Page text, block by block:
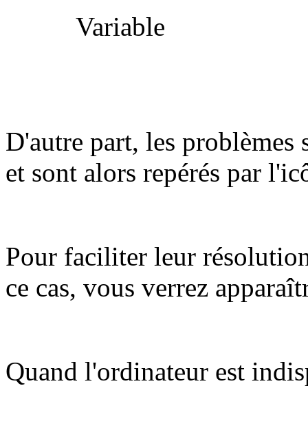
Variable
D'autre part, les problèmes
et sont alors repérés par
Pour faciliter leur
ce cas, vous verrez
Quand l'ordinateur est